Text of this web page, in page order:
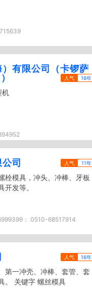
有限公司（卡锣萨
人气 16年
机
司 人气 11年
栓模具，冲头、冲棒、牙板
开发等。
； 0510-68517914
人气 16年
第一冲壳、冲棒、套管、套
。 关键字 螺丝模具